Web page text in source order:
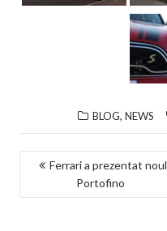
BLOG, NEWS
NAVIGARE
Ferrari a prezentat noul
Portofino